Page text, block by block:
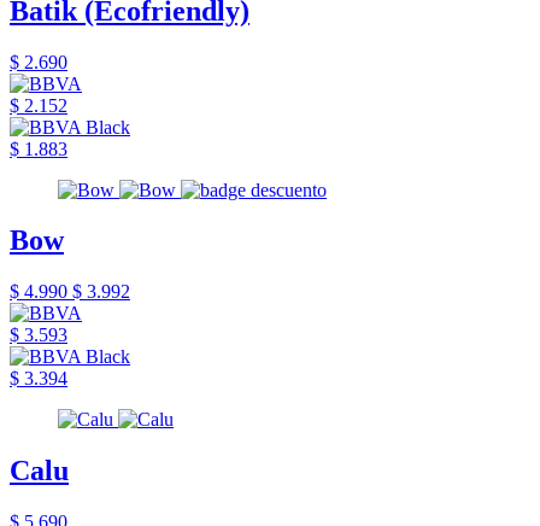
Batik (Ecofriendly)
$ 2.690
$ 2.152
$ 1.883
Bow
$ 4.990 $ 3.992
$ 3.593
$ 3.394
Calu